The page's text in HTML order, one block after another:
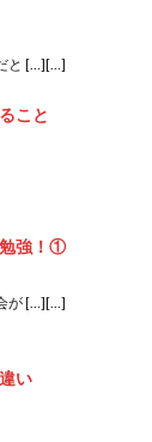
と […][…]
こと
強！①
が […][…]
い